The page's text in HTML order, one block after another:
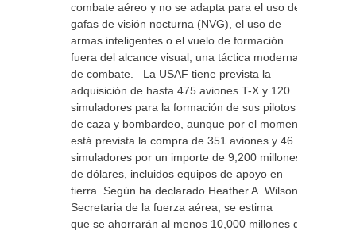
combate aéreo y no se adapta para el uso de
gafas de visión nocturna (NVG), el uso de
armas inteligentes o el vuelo de formación
fuera del alcance visual, una táctica moderna
de combate. La USAF tiene prevista la
adquisición de hasta 475 aviones T-X y 120
simuladores para la formación de sus pilotos
de caza y bombardeo, aunque por el momento
está prevista la compra de 351 aviones y 46
simuladores por un importe de 9,200 millones
de dólares, incluidos equipos de apoyo en
tierra. Según ha declarado Heather A. Wilson,
Secretaria de la fuerza aérea, se estima
que se ahorrarán al menos 10,000 millones de